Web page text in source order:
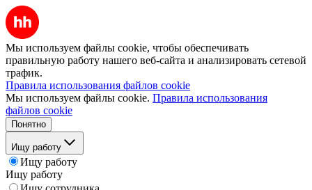
Мы используем файлы cookie, чтобы обеспечивать
правильную работу нашего веб-сайта и анализировать сетевой
трафик.
Правила использования файлов cookie
Мы используем файлы cookie. Правила использования
файлов cookie
Понятно
Ищу работу
Ищу работу
Ищу работу